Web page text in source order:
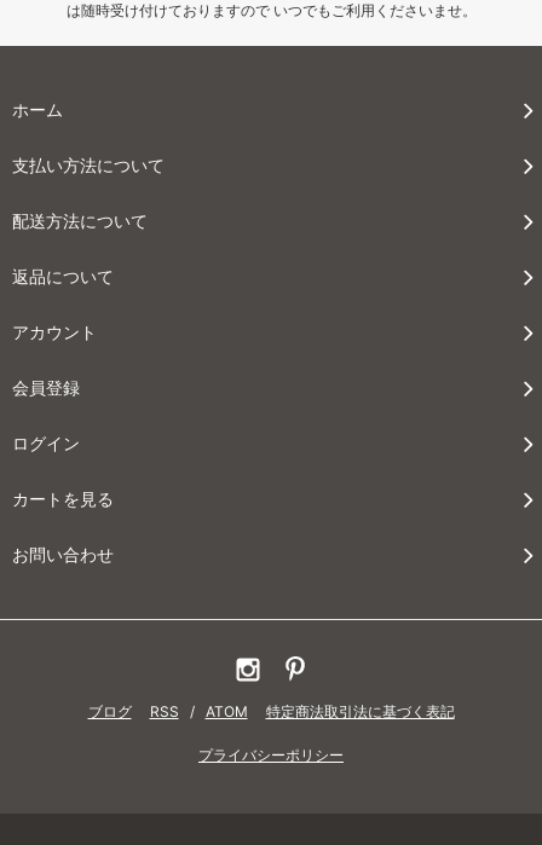
は随時受け付けておりますので いつでもご利用くださいませ。
ホーム
支払い方法について
配送方法について
返品について
アカウント
会員登録
ログイン
カートを見る
お問い合わせ
ブログ RSS / ATOM 特定商法取引法に基づく表記
プライバシーポリシー